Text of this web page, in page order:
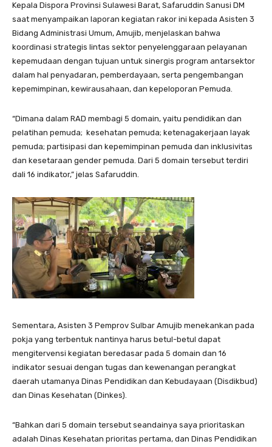
Kepala Dispora Provinsi Sulawesi Barat, Safaruddin Sanusi DM
saat menyampaikan laporan kegiatan rakor ini kepada Asisten 3
Bidang Administrasi Umum, Amujib, menjelaskan bahwa
koordinasi strategis lintas sektor penyelenggaraan pelayanan
kepemudaan dengan tujuan untuk sinergis program antarsektor
dalam hal penyadaran, pemberdayaan, serta pengembangan
kepemimpinan, kewirausahaan, dan kepeloporan Pemuda.
“Dimana dalam RAD membagi 5 domain, yaitu pendidikan dan
pelatihan pemuda; kesehatan pemuda; ketenagakerjaan layak
pemuda; partisipasi dan kepemimpinan pemuda dan inklusivitas
dan kesetaraan gender pemuda. Dari 5 domain tersebut terdiri
dali 16 indikator,” jelas Safaruddin.
Sementara, Asisten 3 Pemprov Sulbar Amujib menekankan pada
pokja yang terbentuk nantinya harus betul-betul dapat
mengitervensi kegiatan beredasar pada 5 domain dan 16
indikator sesuai dengan tugas dan kewenangan perangkat
daerah utamanya Dinas Pendidikan dan Kebudayaan (Disdikbud)
dan Dinas Kesehatan (Dinkes).
“Bahkan dari 5 domain tersebut seandainya saya prioritaskan
adalah Dinas Kesehatan prioritas pertama, dan Dinas Pendidikan